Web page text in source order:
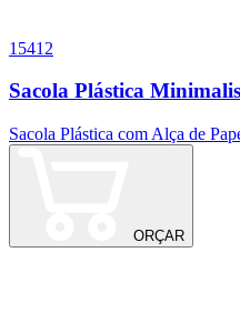
15412
Sacola Plástica
Sacola Plástica com Alça de
ORÇAR